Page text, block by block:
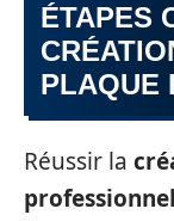
ÉTAPES
PLAQUE
Réussir la